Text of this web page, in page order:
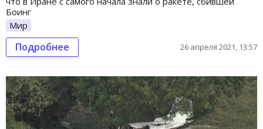
Боинг
Мир
Подробнее 26 апреля 2021, 13:57